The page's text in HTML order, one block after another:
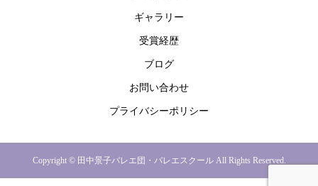
ギャラリー
受賞経歴
ブログ
お問い合わせ
プライバシーポリシー
Copyright © 田中景子バレエ団・バレエスクール All Rights Reserved.